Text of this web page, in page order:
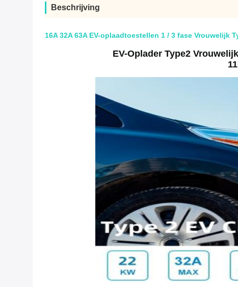
Beschrijving
16A 32A 63A EV-oplaadtoestellen 1 / 3 fase Vrouwelijk
EV-Oplader Type2